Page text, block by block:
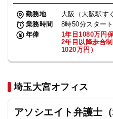
勤務地
大阪（大阪駅す
業務時間
8時50分スタート
年俸
1年目1080万円
2年目以降歩合
1020万円）
埼玉大宮オフィス
アソシエイト弁護士（
TikTok受賞